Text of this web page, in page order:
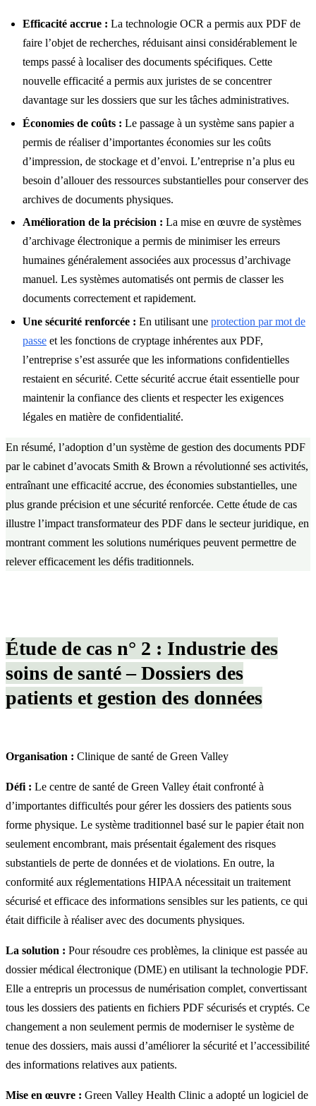
Efficacité accrue : La technologie OCR a permis aux PDF de
faire l’objet de recherches, réduisant ainsi considérablement le
temps passé à localiser des documents spécifiques. Cette
nouvelle efficacité a permis aux juristes de se concentrer
davantage sur les dossiers que sur les tâches administratives.
Économies de coûts : Le passage à un système sans papier a
permis de réaliser d’importantes économies sur les coûts
d’impression, de stockage et d’envoi. L’entreprise n’a plus eu
besoin d’allouer des ressources substantielles pour conserver des
archives de documents physiques.
Amélioration de la précision : La mise en œuvre de systèmes
d’archivage électronique a permis de minimiser les erreurs
humaines généralement associées aux processus d’archivage
manuel. Les systèmes automatisés ont permis de classer les
documents correctement et rapidement.
Une sécurité renforcée : En utilisant une protection par mot de
passe et les fonctions de cryptage inhérentes aux PDF,
l’entreprise s’est assurée que les informations confidentielles
restaient en sécurité. Cette sécurité accrue était essentielle pour
maintenir la confiance des clients et respecter les exigences
légales en matière de confidentialité.
En résumé, l’adoption d’un système de gestion des documents PDF
par le cabinet d’avocats Smith & Brown a révolutionné ses activités,
entraînant une efficacité accrue, des économies substantielles, une
plus grande précision et une sécurité renforcée. Cette étude de cas
illustre l’impact transformateur des PDF dans le secteur juridique, en
montrant comment les solutions numériques peuvent permettre de
relever efficacement les défis traditionnels.
Étude de cas n° 2 : Industrie des
soins de santé – Dossiers des
patients et gestion des données
Organisation : Clinique de santé de Green Valley
Défi : Le centre de santé de Green Valley était confronté à
d’importantes difficultés pour gérer les dossiers des patients sous
forme physique. Le système traditionnel basé sur le papier était non
seulement encombrant, mais présentait également des risques
substantiels de perte de données et de violations. En outre, la
conformité aux réglementations HIPAA nécessitait un traitement
sécurisé et efficace des informations sensibles sur les patients, ce qui
était difficile à réaliser avec des documents physiques.
La solution : Pour résoudre ces problèmes, la clinique est passée au
dossier médical électronique (DME) en utilisant la technologie PDF.
Elle a entrepris un processus de numérisation complet, convertissant
tous les dossiers des patients en fichiers PDF sécurisés et cryptés. Ce
changement a non seulement permis de moderniser le système de
tenue des dossiers, mais aussi d’améliorer la sécurité et l’accessibilité
des informations relatives aux patients.
Mise en œuvre : Green Valley Health Clinic a adopté un logiciel de